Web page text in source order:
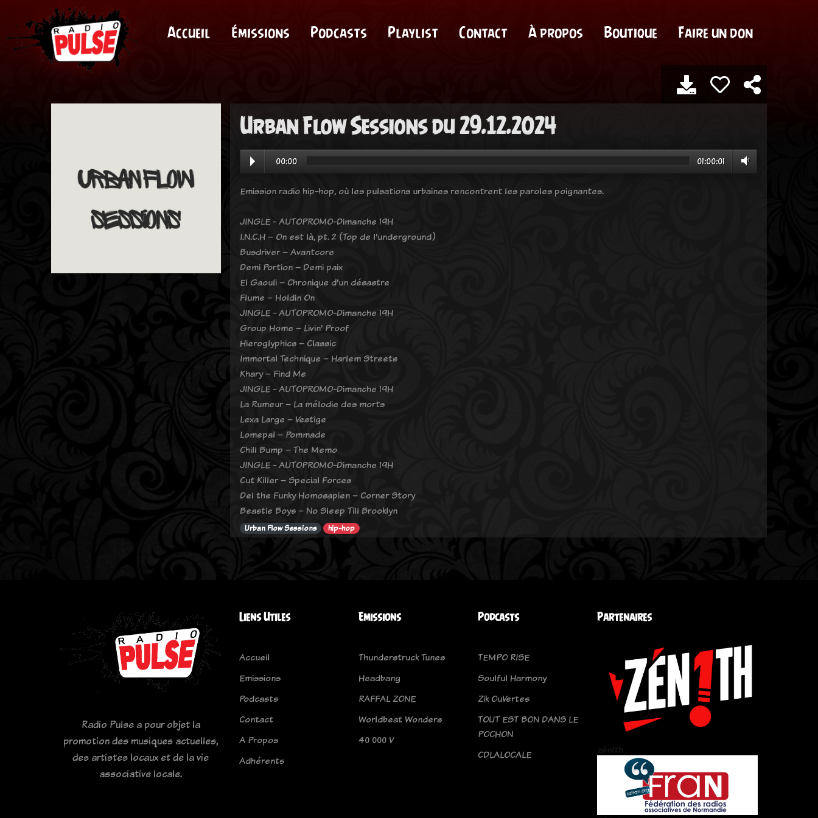
Accueil Émissions Podcasts Playlist Contact À propos Boutique Faire un don
Urban Flow Sessions du 29.12.2024
00:00 01:00:01
Emission radio hip-hop, où les pulsations urbaines rencontrent les paroles poignantes.
JINGLE - AUTOPROMO-Dimanche 19H
I.N.C.H – On est là, pt. 2 (Top de l'underground)
Busdriver – Avantcore
Demi Portion – Demi paix
El Gaouli – Chronique d'un désastre
Flume – Holdin On
JINGLE - AUTOPROMO-Dimanche 19H
Group Home – Livin' Proof
Hieroglyphics – Classic
Immortal Technique – Harlem Streets
Khary – Find Me
JINGLE - AUTOPROMO-Dimanche 19H
La Rumeur – La mélodie des morts
Lexa Large – Vestige
Lomepal – Pommade
Chill Bump – The Memo
JINGLE - AUTOPROMO-Dimanche 19H
Cut Killer – Special Forces
Del the Funky Homosapien – Corner Story
Beastie Boys – No Sleep Till Brooklyn
Urban Flow Sessions hip-hop
Radio Pulse a pour objet la
promotion des musiques actuelles,
des artistes locaux et de la vie
associative locale.
Liens Utiles
Accueil
Emissions
Podcasts
Contact
A Propos
Adhérents
Emissions
Thunderstruck Tunes
Headbang
RAFFAL ZONE
Worldbeat Wonders
40 000 V
Podcasts
TEMPO RISE
Soulful Harmony
Zik OuVertes
TOUT EST BON DANS LE
POCHON
CDLALOCALE
Partenaires